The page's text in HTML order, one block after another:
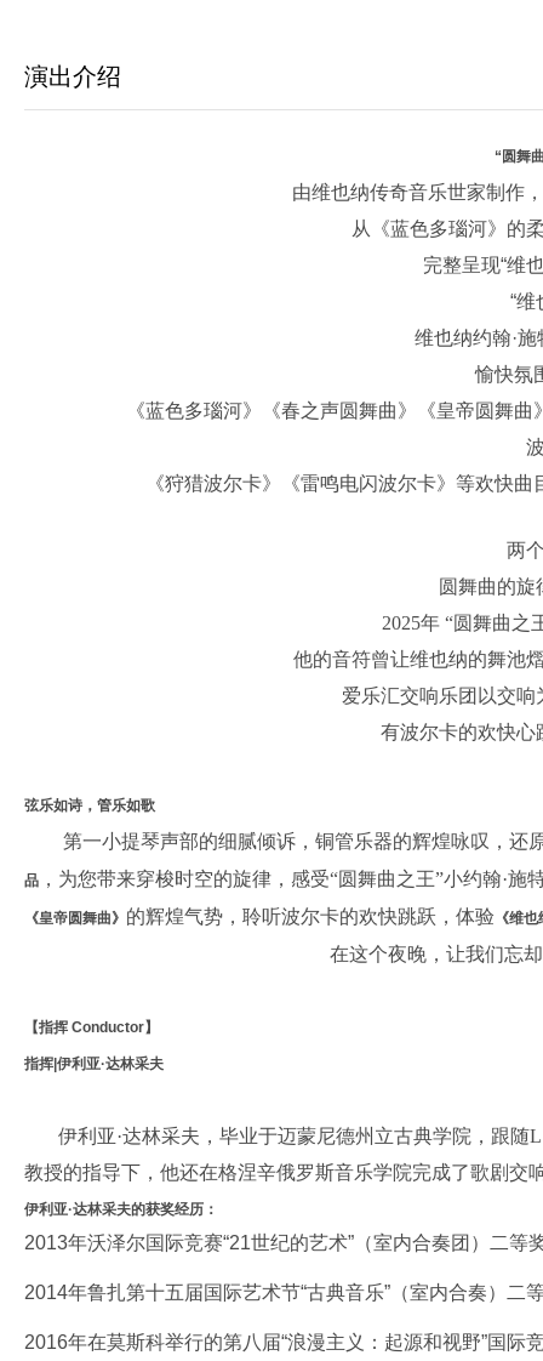
演出介绍
“圆舞
由维也纳传奇音乐世家制作
从《蓝色多瑙河》的
完整呈现“维
“维
维也纳约翰·
愉快氛
《蓝色多瑙河》《春之声圆舞曲》《皇帝圆舞
《狩猎波尔卡》《雷鸣电闪波尔卡》等欢快
两
圆舞曲的旋
2025年 “圆舞曲之
他的音符曾让维也纳的舞池
爱乐汇交响乐团以交
有波尔卡的欢快心
弦乐如诗，管乐如歌
第一小提琴声部的细腻倾诉，铜管乐器的辉煌咏叹，还
品 ，为您带来穿梭时空的旋律，感受“圆舞曲之王”小约翰·施
《皇帝圆舞曲》 的辉煌气势，聆听波尔卡的欢快跳跃，体验 《维
在这个夜晚，让我们忘
【指挥 Conductor】
指挥|伊利亚·达林采夫
伊利亚·达林采夫，毕业于迈蒙尼德州立古典学院，跟随
教授的指导下，他还在格涅辛俄罗斯音乐学院完成了歌剧交
伊利亚·达林采夫的获奖经历：
2013年沃泽尔国际竞赛“21世纪的艺术”（室内合奏团）二等
2014年鲁扎第十五届国际艺术节“古典音乐”（室内合奏）二
2016年在莫斯科举行的第八届“浪漫主义：起源和视野”国际